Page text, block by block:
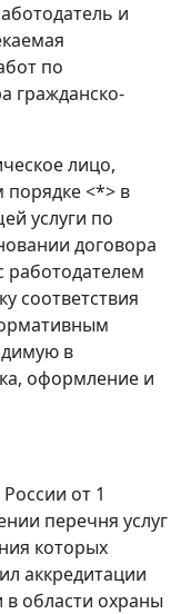
и
по
гражданско-
лицо,
порядке <*> в
услуги по
договора
работодателем
соответствия
в
оформление и
от 1
перечня услуг
которых
аккредитации
области охраны